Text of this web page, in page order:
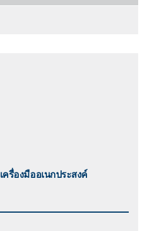
รื่องมืออเนกประสงค์